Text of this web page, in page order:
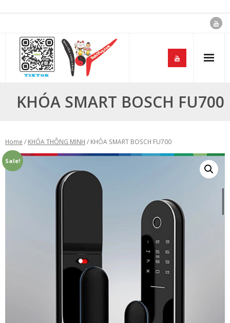
content
KHÓA SMART BOSCH FU700
Home / KHÓA THÔNG MINH / KHÓA SMART BOSCH FU700
Sale!